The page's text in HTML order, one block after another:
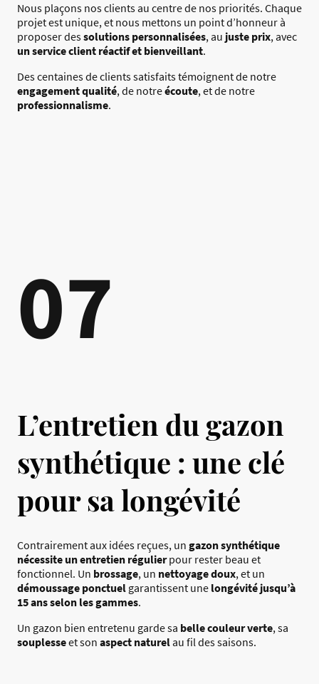
Nous plaçons nos clients au centre de nos priorités. Chaque
projet est unique, et nous mettons un point d’honneur à
proposer dessolutions personnalisées, au juste prix, avec
un service client réactif et bienveillant.
Des centaines de clients satisfaits témoignent de notre
engagement qualité, de notreécoute, et de notre
professionnalisme.
07
L’entretien du gazon
synthétique : une clé
pour sa longévité
Contrairement aux idées reçues, un gazon synthétique
nécessite un entretien régulierpour rester beau et
fonctionnel. Un brossage, un nettoyage doux, et un
démoussage ponctuel garantissent une longévité jusqu’à
15 ans selon les gammes.
Un gazon bien entretenu garde sa belle couleur verte, sa
souplesseet son aspect naturelau fil des saisons.